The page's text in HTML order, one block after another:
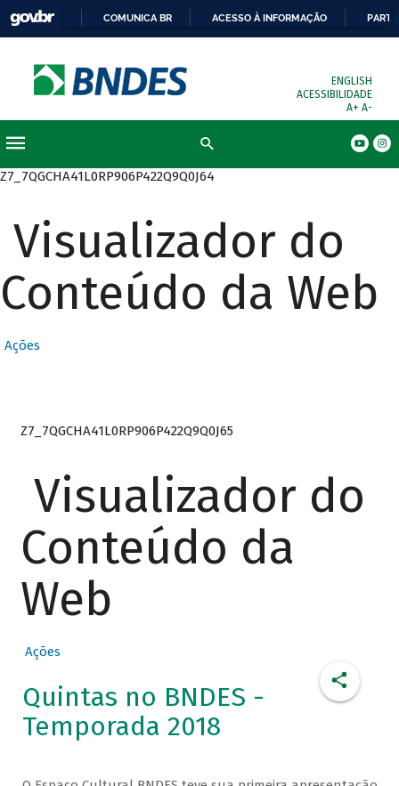
COMUNICA BR ACESSO À INFORMAÇÃO
ENGLISH
ACESSIBILIDADE
A+ A-
Z7_7QGCHA41L0RP906P422Q9Q0J64
Visualizador do
Conteúdo da Web
Ações
Z7_7QGCHA41L0RP906P422Q9Q0J65
Visualizador do
Conteúdo da
Web
Ações
Quintas no BNDES -
Temporada 2018